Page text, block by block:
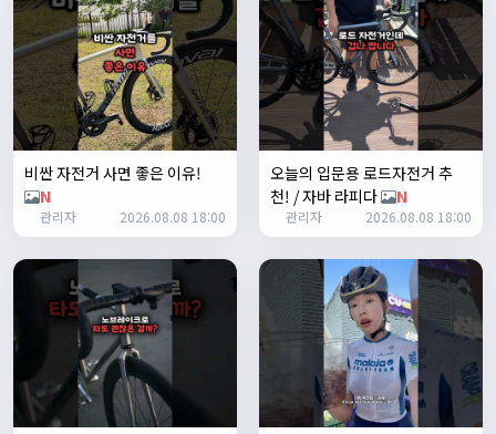
테스트 완료입니다 :)
Leepi02:57:35
1
알루미06:16:14
뇽
1/23/2025
관리자09:12:09
사이트 가입자수가 100명이 넘었습니다 :)
관리자09:12:12
다들 좋은하루되세요~
열심히타자12:16:55
맛점하세요~
배과장12:48:20
반갑습니다 여러분 ^_^
배과장 12:48:33
비싼 자전거 사면 좋은 이유!
N
관리자 2026.08.08 18:00
오늘의 입문용 로드자전거 추
천! / 자바 라피다
N
관리자 2026.08.08 18:00